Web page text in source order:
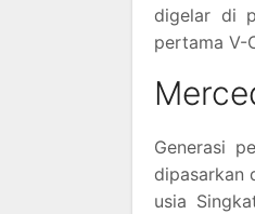
digelar di
pertama V-
Generasi
dipasarkan
usia